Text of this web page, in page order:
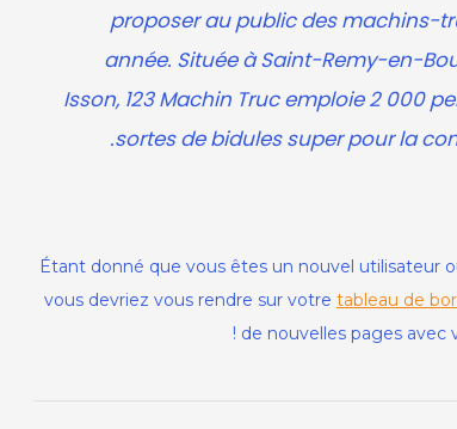
proposer au public des machins-
année. Située à Saint-Remy-en-
Isson, 123 Machin Truc emploie 2 000
sortes de bidules super pour la
Étant donné que vous êtes un nouvel utilisateur
vous devriez vous rendre sur votre tableau de
de nouvelles pages avec